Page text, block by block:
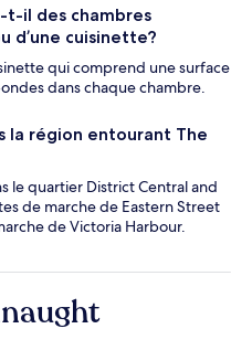
t-il des chambres
d’une cuisinette?
qui comprend une surface
dans chaque chambre.
la région entourant The
le quartier District Central and
de marche de Eastern Street
de Victoria Harbour.